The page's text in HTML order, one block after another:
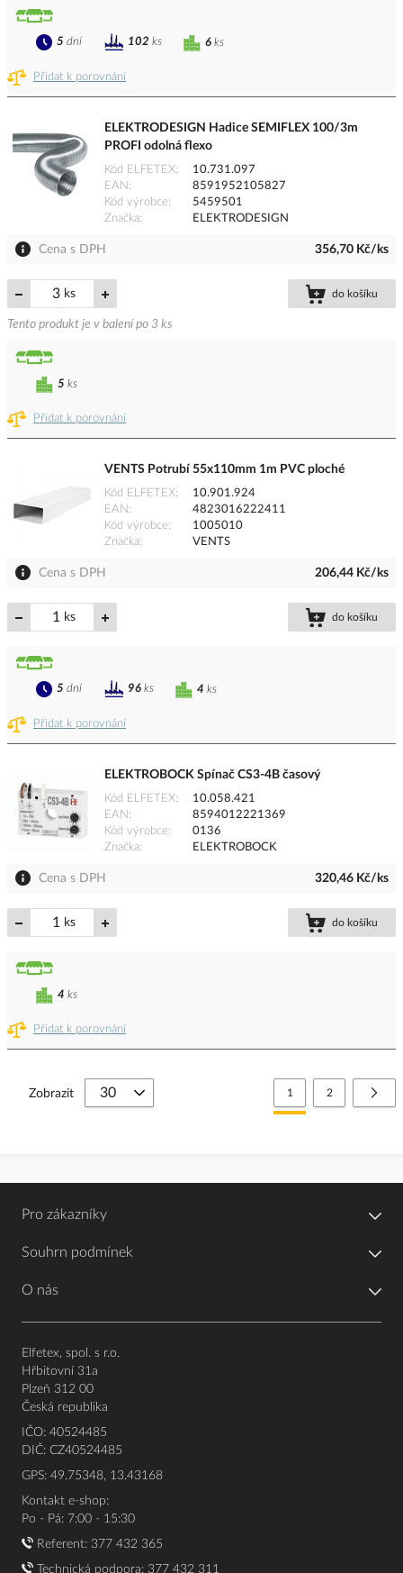
Přidat k porovnání
6 ks
5 dní 102 ks
ELEKTRODESIGN Hadice SEMIFLEX 100/3m
PROFI odolná flexo
Kód ELFETEX
10.731.097
EAN
8591952105827
Kód výrobce
5459501
Značka
ELEKTRODESIGN
Cena s DPH 356,70 Kč/ks
ks do košíku
Tento produkt je v balení po 3 ks
Přidat k porovnání
5 ks
VENTS Potrubí 55x110mm 1m PVC ploché
Kód ELFETEX
10.901.924
EAN
4823016222411
Kód výrobce
1005010
Značka
VENTS
Cena s DPH 206,44 Kč/ks
ks do košíku
Přidat k porovnání
4 ks
5 dní 96 ks
ELEKTROBOCK Spínač CS3-4B časový
Kód ELFETEX
10.058.421
EAN
8594012221369
Kód výrobce
0136
Značka
ELEKTROBOCK
Cena s DPH 320,46 Kč/ks
ks do košíku
Přidat k porovnání
4 ks
Stránka
Právě si prohlížíte
1 Stránka
2
Zobrazit
Pro zákazníky
Souhrn podmínek
O nás
Elfetex, spol. s r.o.
Hřbitovní 31a
Plzeň 312 00
Česká republika
IČO: 40524485
DIČ: CZ40524485
GPS: 49.75348, 13.43168
Kontakt e-shop:
Po - Pá: 7:00 - 15:30
Referent: 377 432 365
Technická podpora: 377 432 311